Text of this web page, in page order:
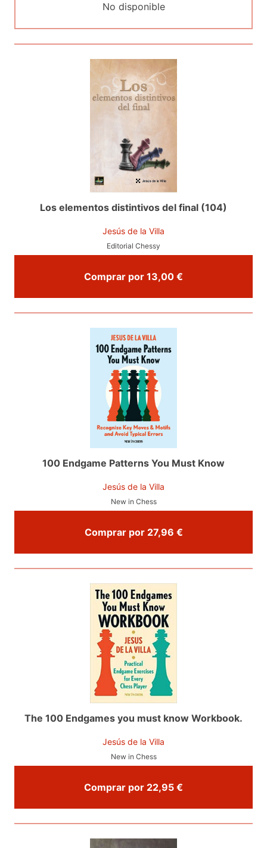
No disponible
Los elementos distintivos del final (104)
Jesús de la Villa
Editorial Chessy
Comprar por 13,00 €
100 Endgame Patterns You Must Know
Jesús de la Villa
New in Chess
Comprar por 27,96 €
The 100 Endgames you must know Workbook.
Jesús de la Villa
New in Chess
Comprar por 22,95 €